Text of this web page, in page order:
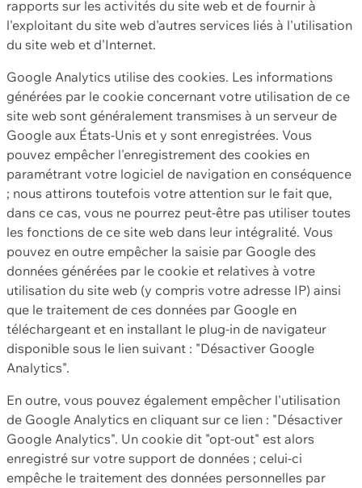
rapports sur les activités du site web et de fournir à
l'exploitant du site web d'autres services liés à l'utilisation
du site web et d'Internet.
Google Analytics utilise des cookies. Les informations
générées par le cookie concernant votre utilisation de ce
site web sont généralement transmises à un serveur de
Google aux États-Unis et y sont enregistrées. Vous
pouvez empêcher l'enregistrement des cookies en
paramétrant votre logiciel de navigation en conséquence
; nous attirons toutefois votre attention sur le fait que,
dans ce cas, vous ne pourrez peut-être pas utiliser toutes
les fonctions de ce site web dans leur intégralité. Vous
pouvez en outre empêcher la saisie par Google des
données générées par le cookie et relatives à votre
utilisation du site web (y compris votre adresse IP) ainsi
que le traitement de ces données par Google en
téléchargeant et en installant le plug-in de navigateur
disponible sous le lien suivant : "Désactiver Google
Analytics".
En outre, vous pouvez également empêcher l'utilisation
de Google Analytics en cliquant sur ce lien : "Désactiver
Google Analytics". Un cookie dit "opt-out" est alors
enregistré sur votre support de données ; celui-ci
empêche le traitement des données personnelles par